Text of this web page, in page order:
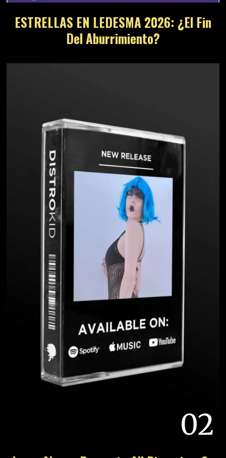
ESTRELLAS EN LEDESMA 2026: ¿El Fin
Del Aburrimiento?
02